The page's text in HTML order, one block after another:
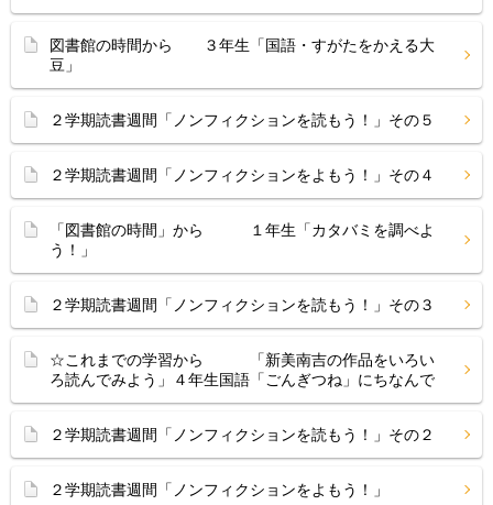
図書館の時間から ３年生「国語・すがたをかえる大
豆」
２学期読書週間「ノンフィクションを読もう！」その５
２学期読書週間「ノンフィクションをよもう！」その４
「図書館の時間」から １年生「カタバミを調べよ
う！」
２学期読書週間「ノンフィクションを読もう！」その３
☆これまでの学習から 「新美南吉の作品をいろい
ろ読んでみよう」４年生国語「ごんぎつね」にちなんで
２学期読書週間「ノンフィクションを読もう！」その２
２学期読書週間「ノンフィクションをよもう！」